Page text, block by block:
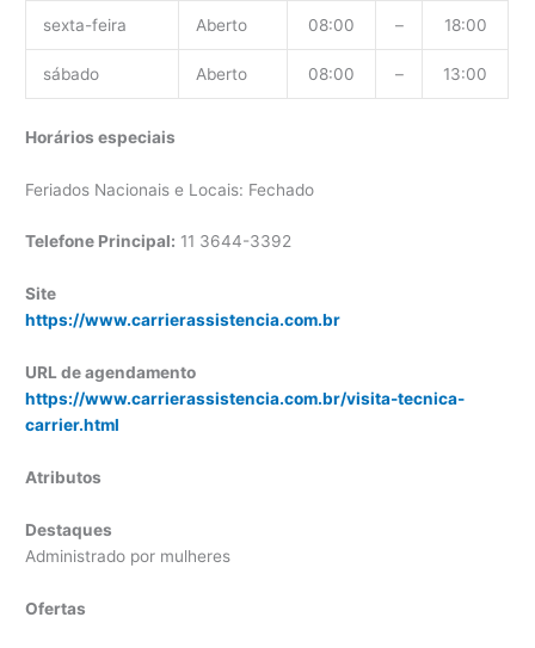
sexta-feira Aberto 08:00 – 18:00
sábado Aberto 08:00 – 13:00
Horários especiais
Feriados Nacionais e Locais: Fechado
Telefone Principal: 11 3644-3392
Site
https://www.carrierassistencia.com.br
URL de agendamento
https://www.carrierassistencia.com.br/visita-tecnica-
carrier.html
Atributos
Destaques
Administrado por mulheres
Ofertas